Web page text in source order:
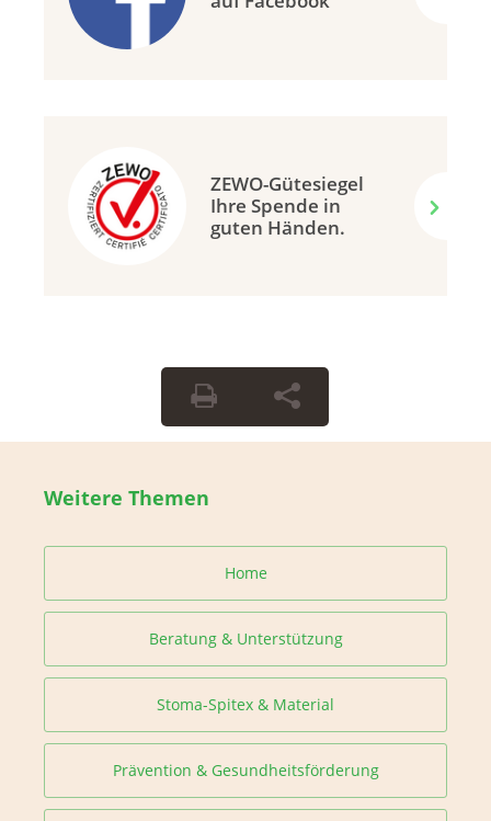
ZEWO-Gütesiegel
Ihre Spende in
guten Händen.
Weitere Themen
Home
Beratung & Unterstützung
Stoma-Spitex & Material
Prävention & Gesundheitsförderung